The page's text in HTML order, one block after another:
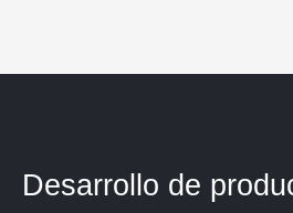
Desarrollo de